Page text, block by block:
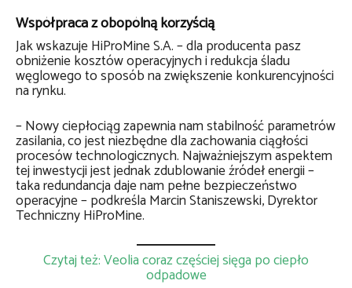
Współpraca z obopólną korzyścią
Jak wskazuje HiProMine S.A. – dla producenta pasz
obniżenie kosztów operacyjnych i redukcja śladu
węglowego to sposób na zwiększenie konkurencyjności
na rynku.
– Nowy ciepłociąg zapewnia nam stabilność parametrów
zasilania, co jest niezbędne dla zachowania ciągłości
procesów technologicznych. Najważniejszym aspektem
tej inwestycji jest jednak zdublowanie źródeł energii –
taka redundancja daje nam pełne bezpieczeństwo
operacyjne – podkreśla Marcin Staniszewski, Dyrektor
Techniczny HiProMine.
Czytaj też: Veolia coraz częściej sięga po ciepło
odpadowe